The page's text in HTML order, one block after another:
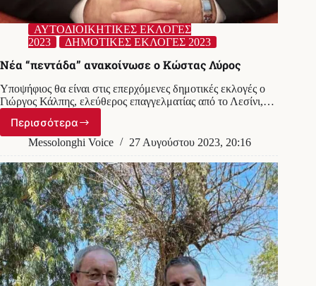
ΑΥΤΟΔΙΟΙΚΗΤΙΚΕΣ ΕΚΛΟΓΕΣ
2023
ΔΗΜΟΤΙΚΕΣ ΕΚΛΟΓΕΣ 2023
Νέα “πεντάδα” ανακοίνωσε ο Κώστας Λύρος
Υποψήφιος θα είναι στις επερχόμενες δημοτικές εκλογές ο
Γιώργος Κάλπης, ελεύθερος επαγγελματίας από το Λεσίνι,…
Περισσότερα
Νέα
“πεντάδα”
ο
Κώστας
Λύρος
Messolonghi Voice 27 Αυγούστου 2023, 20:16